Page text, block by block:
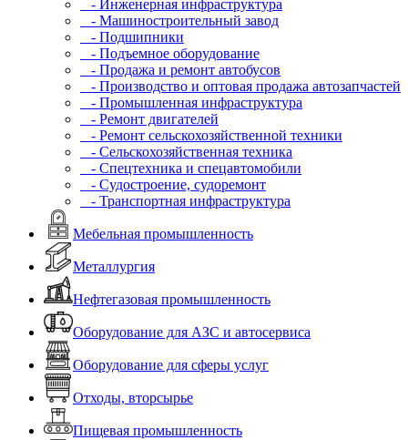
- Инженерная инфраструктура
- Машиностроительный завод
- Подшипники
- Подъемное оборудование
- Продажа и ремонт автобусов
- Производство и оптовая продажа автозапчастей
- Промышленная инфраструктура
- Ремонт двигателей
- Ремонт сельскохозяйственной техники
- Сельскохозяйственная техника
- Спецтехника и спецавтомобили
- Судостроение, судоремонт
- Транспортная инфраструктура
Мебельная промышленность
Металлургия
Нефтегазовая промышленность
Оборудование для АЗС и автосервиса
Оборудование для сферы услуг
Отходы, вторсырье
Пищевая промышленность